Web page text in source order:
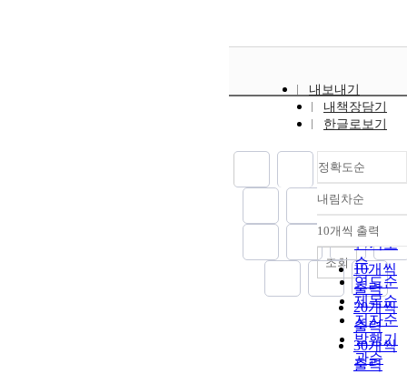
내보내기
내책장담기
한글로보기
정확도순
정확도
순
인기도
순
연도순
제목순
저자순
발행기
관순
내림차순
내림차
10개씩 출력
10개씩
출력
20개씩
출력
30개씩
출력
조회